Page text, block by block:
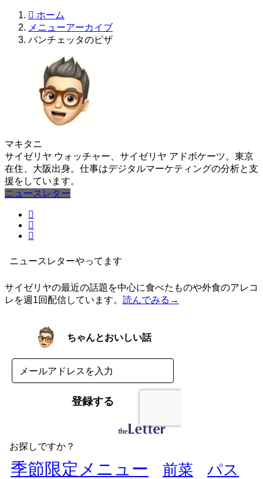
ホーム
メニューアーカイブ
パンチェッタのピザ
マキタニ
サイゼリヤ ウォッチャー、サイゼリヤ アドボケーツ。東京
在住、大阪出身。仕事はデジタルマーケティングの分析と支
援をしています。
ニュースレター
ニュースレターやってます
サイゼリヤの最近の話題を中心に食べたものや外食のアレコ
レを週1回配信しています。 読んでみる→
お探しですか？
季節限定メニュー 前菜
パス